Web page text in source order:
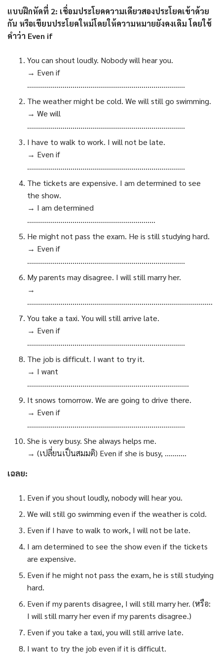
แบบฝึกหัดที่ 2: เชื่อมประโยคความเดียวสองประโยคเข้าด้วย
กัน หรือเขียนประโยคใหม่โดยให้ความหมายยังคงเดิม โดยใช้
คำว่า Even if
You can shout loudly. Nobody will hear you.
→ Even if
……………………………………………………………………..
The weather might be cold. We will still go swimming.
→ We will
……………………………………………………………………..
I have to walk to work. I will not be late.
→ Even if
……………………………………………………………………..
The tickets are expensive. I am determined to see
the show.
→ I am determined
………………………………………………………..
He might not pass the exam. He is still studying hard.
→ Even if
……………………………………………………………………..
My parents may disagree. I will still marry her.
→
………………………………………………………………………………….
You take a taxi. You will still arrive late.
→ Even if
……………………………………………………………………..
The job is difficult. I want to try it.
→ I want
……………………………………………………………………….
It snows tomorrow. We are going to drive there.
→ Even if
……………………………………………………………………..
She is very busy. She always helps me.
→ (เปลี่ยนเป็นสมมติ) Even if she is busy, ………..
เฉลย:
Even if you shout loudly, nobody will hear you.
We will still go swimming even if the weather is cold.
Even if I have to walk to work, I will not be late.
I am determined to see the show even if the tickets
are expensive.
Even if he might not pass the exam, he is still studying
hard.
Even if my parents disagree, I will still marry her. (หรือ:
I will still marry her even if my parents disagree.)
Even if you take a taxi, you will still arrive late.
I want to try the job even if it is difficult.